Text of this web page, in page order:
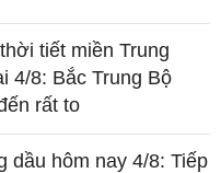
tiết miền Trung
4/8: Bắc Trung Bộ
rất to
dầu hôm nay 4/8: Tiếp